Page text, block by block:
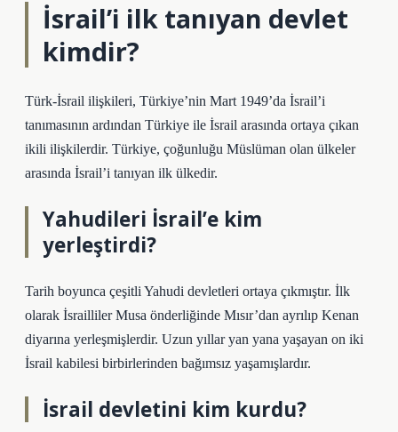
İsrail’i ilk tanıyan devlet
kimdir?
Türk-İsrail ilişkileri, Türkiye’nin Mart 1949’da İsrail’i
tanımasının ardından Türkiye ile İsrail arasında ortaya çıkan
ikili ilişkilerdir. Türkiye, çoğunluğu Müslüman olan ülkeler
arasında İsrail’i tanıyan ilk ülkedir.
Yahudileri İsrail’e kim
yerleştirdi?
Tarih boyunca çeşitli Yahudi devletleri ortaya çıkmıştır. İlk
olarak İsrailliler Musa önderliğinde Mısır’dan ayrılıp Kenan
diyarına yerleşmişlerdir. Uzun yıllar yan yana yaşayan on iki
İsrail kabilesi birbirlerinden bağımsız yaşamışlardır.
İsrail devletini kim kurdu?